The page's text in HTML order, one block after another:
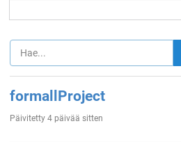
formallProject
Päivitetty 4 päivää sitten